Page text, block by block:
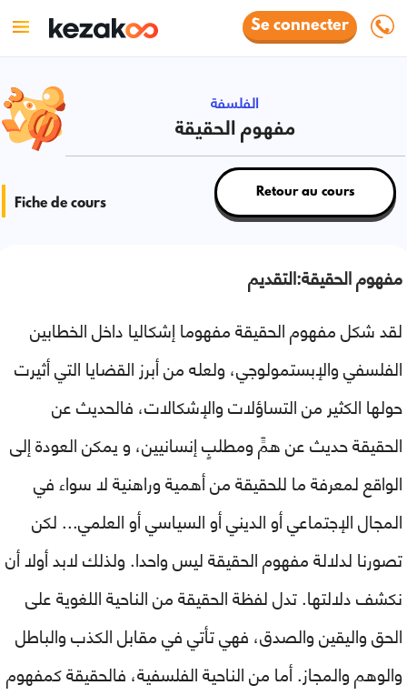
Se connecter
الفلسفة
مفهوم الحقيقة
Fiche de cours
Retour au cours
مفهوم الحقيقة:التقديم
لقد شكل مفهوم الحقيقة مفهوما إشكاليا داخل الخطابين
الفلسفي والإبستمولوجي، ولعله من أبرز القضايا التي أثيرت
حولها الكثير من التساؤلات والإشكالات، فالحديث عن
الحقيقة حديث عن همٍّ ومطلبٍ إنسانيين، و يمكن العودة إلى
الواقع لمعرفة ما للحقيقة من أهمية وراهنية لا سواء في
المجال الإجتماعي أو الديني أو السياسي أو العلمي... لكن
تصورنا لدلالة مفهوم الحقيقة ليس واحدا. ولذلك لابد أولا أن
نكشف دلالتها. تدل لفظة الحقيقة من الناحية اللغوية على
الحق واليقين والصدق، فهي تأتي في مقابل الكذب والباطل
والوهم والمجاز. أما من الناحية الفلسفية، فالحقيقة كمفهوم